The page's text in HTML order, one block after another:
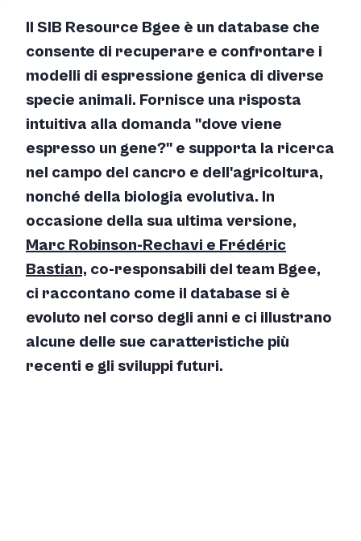
Il SIB Resource Bgee è un database che
consente di recuperare e confrontare i
modelli di espressione genica di diverse
specie animali. Fornisce una risposta
intuitiva alla domanda "dove viene
espresso un gene?" e supporta la ricerca
nel campo del cancro e dell'agricoltura,
nonché della biologia evolutiva. In
occasione della sua ultima versione,
Marc Robinson-Rechavi e Frédéric
Bastian, co-responsabili del team Bgee,
ci raccontano come il database si è
evoluto nel corso degli anni e ci illustrano
alcune delle sue caratteristiche più
recenti e gli sviluppi futuri.